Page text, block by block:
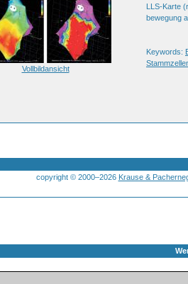
Vollbildansicht
LLS-Karte
bewegung
Keywords:
copyright © 2000–2026 Krause &